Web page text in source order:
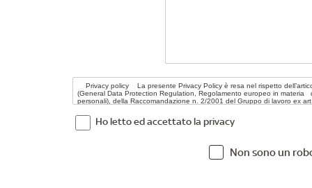
Ho letto ed accettato la privacy
Non sono un